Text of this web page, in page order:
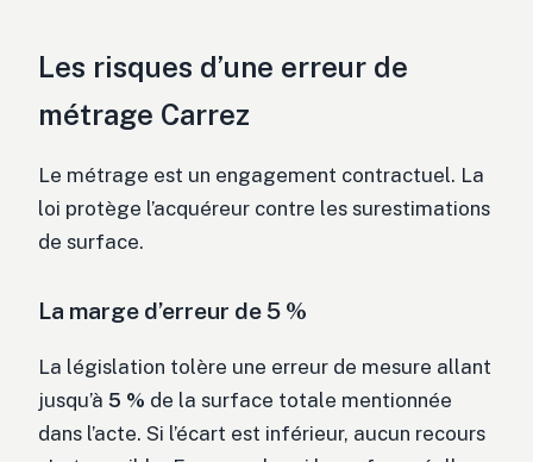
Les risques d’une erreur de
métrage Carrez
Le métrage est un engagement contractuel. La
loi protège l’acquéreur contre les surestimations
de surface.
La marge d’erreur de 5 %
La législation tolère une erreur de mesure allant
jusqu’à 5 % de la surface totale mentionnée
dans l’acte. Si l’écart est inférieur, aucun recours